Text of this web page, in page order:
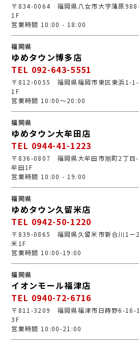
〒834-0064 福岡県八女市大字蒲原
1F
営業時間 10:00 - 18:00
福岡県
ゆめタウン博多店
TEL 092-643-5551
〒812-0055 福岡県福岡市東区東浜1-1-
1F
営業時間 10:00～20:00
福岡県
ゆめタウン大牟田店
TEL 0944-41-1223
〒836-0807 福岡県大牟田市旭町2丁目
牟田1F
営業時間 10:00 - 19:00
福岡県
ゆめタウン久留米店
TEL 0942-50-1220
〒839-0865 福岡県久留米市新合川1ー
米1F
営業時間 10:00-19:00
福岡県
イオンモール福津店
TEL 0940-72-6716
〒811-3209 福岡県福津市日蒔野6-16-
3F
営業時間 10:00-21:00